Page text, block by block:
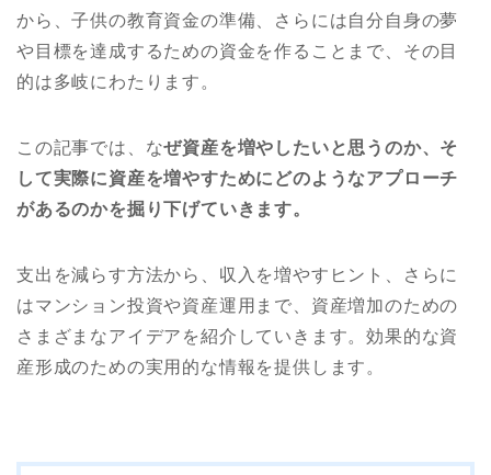
から、子供の教育資金の準備、さらには自分自身の夢
や目標を達成するための資金を作ることまで、その目
的は多岐にわたります。
この記事では、なぜ資産を増やしたいと思うのか、そ
して実際に資産を増やすためにどのようなアプローチ
があるのかを掘り下げていきます。
支出を減らす方法から、収入を増やすヒント、さらに
はマンション投資や資産運用まで、資産増加のための
さまざまなアイデアを紹介していきます。効果的な資
産形成のための実用的な情報を提供します。